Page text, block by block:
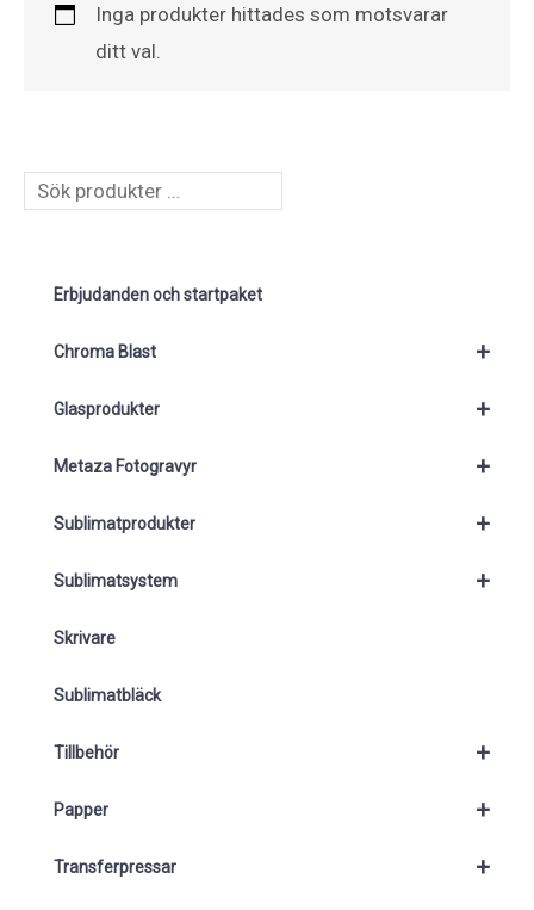
Inga produkter hittades som motsvarar
ditt val.
Erbjudanden och startpaket
+
Chroma Blast
+
Glasprodukter
+
Metaza Fotogravyr
+
Sublimatprodukter
+
Sublimatsystem
Skrivare
Sublimatbläck
+
Tillbehör
+
Papper
+
Transferpressar